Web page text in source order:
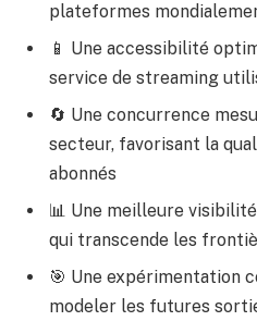
plateformes
📱 Une accessibilité
service de streaming
🔄 Une concurrence
secteur, favorisant la
abonnés
📊 Une meilleure
qui transcende les
🎯 Une expérimentation
modeler les futures